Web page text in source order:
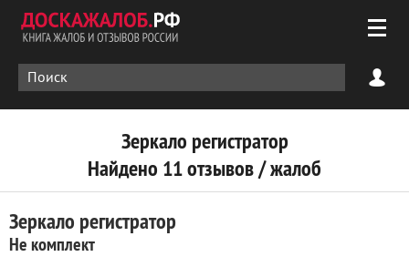
Зеркало регистратор
Найдено 11 отзывов / жалоб
Зеркало регистратор
Не комплект